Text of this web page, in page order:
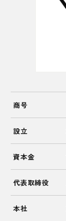
商号
設立
資本金
代表取締役
本社